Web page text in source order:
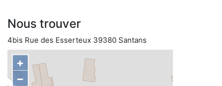
Nous trouver
4bis Rue des Esserteux 39380 Santans
+
−